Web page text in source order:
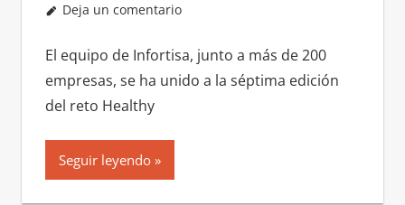
Deja un comentario
El equipo de Infortisa, junto a más de 200
empresas, se ha unido a la séptima edición
del reto Healthy
Seguir leyendo